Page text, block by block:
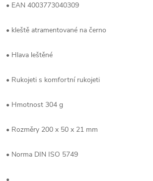
• EAN 4003773040309
• kleště atramentované na černo
• Hlava leštěné
• Rukojeti s komfortní rukojeti
• Hmotnost 304 g
• Rozměry 200 x 50 x 21 mm
• Norma DIN ISO 5749